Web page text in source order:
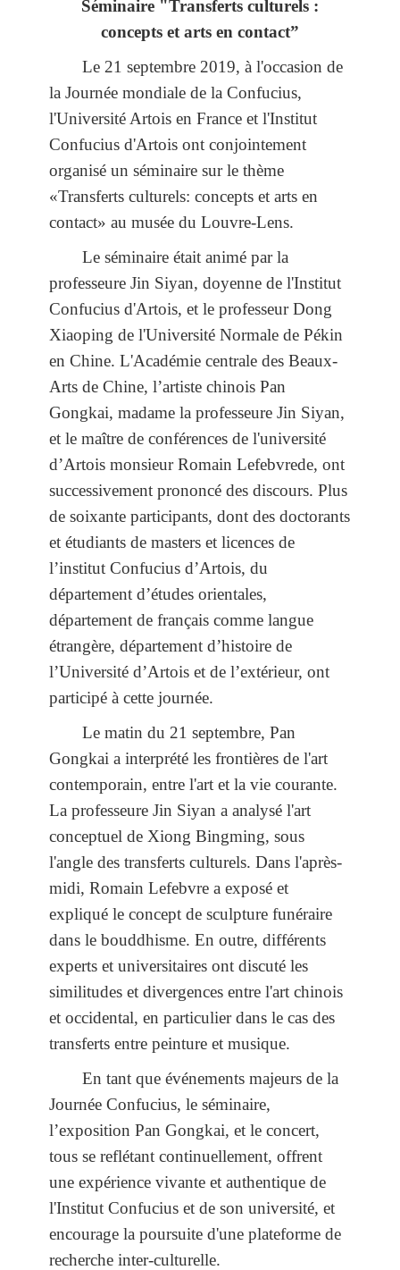
Séminaire "Transferts culturels :
concepts et arts en contact”
Le 21 septembre 2019, à l'occasion de
la Journée mondiale de la Confucius,
l'Université Artois en France et l'Institut
Confucius d'Artois ont conjointement
organisé un séminaire sur le thème
«Transferts culturels: concepts et arts en
contact» au musée du Louvre-Lens.
Le séminaire était animé par la
professeure Jin Siyan, doyenne de l'Institut
Confucius d'Artois, et le professeur Dong
Xiaoping de l'Université Normale de Pékin
en Chine. L'Académie centrale des Beaux-
Arts de Chine, l’artiste chinois Pan
Gongkai, madame la professeure Jin Siyan,
et le maître de conférences de l'université
d’Artois monsieur Romain Lefebvrede, ont
successivement prononcé des discours. Plus
de soixante participants, dont des doctorants
et étudiants de masters et licences de
l’institut Confucius d’Artois, du
département d’études orientales,
département de français comme langue
étrangère, département d’histoire de
l’Université d’Artois et de l’extérieur, ont
participé à cette journée.
Le matin du 21 septembre, Pan
Gongkai a interprété les frontières de l'art
contemporain, entre l'art et la vie courante.
La professeure Jin Siyan a analysé l'art
conceptuel de Xiong Bingming, sous
l'angle des transferts culturels. Dans l'après-
midi, Romain Lefebvre a exposé et
expliqué le concept de sculpture funéraire
dans le bouddhisme. En outre, différents
experts et universitaires ont discuté les
similitudes et divergences entre l'art chinois
et occidental, en particulier dans le cas des
transferts entre peinture et musique.
En tant que événements majeurs de la
Journée Confucius, le séminaire,
l’exposition Pan Gongkai, et le concert,
tous se reflétant continuellement, offrent
une expérience vivante et authentique de
l'Institut Confucius et de son université, et
encourage la poursuite d'une plateforme de
recherche inter-culturelle.